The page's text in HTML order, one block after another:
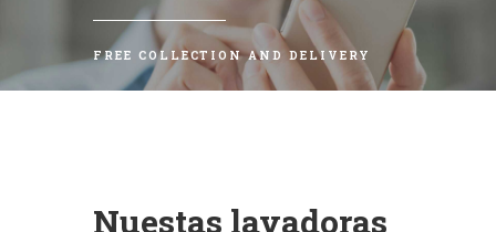
FREE COLLECTION AND DELIVERY
Nuestas lavadoras